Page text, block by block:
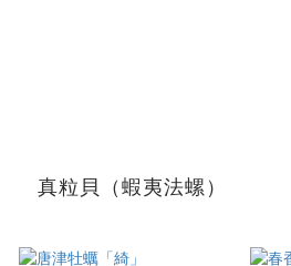
真粒貝（蝦夷法螺）